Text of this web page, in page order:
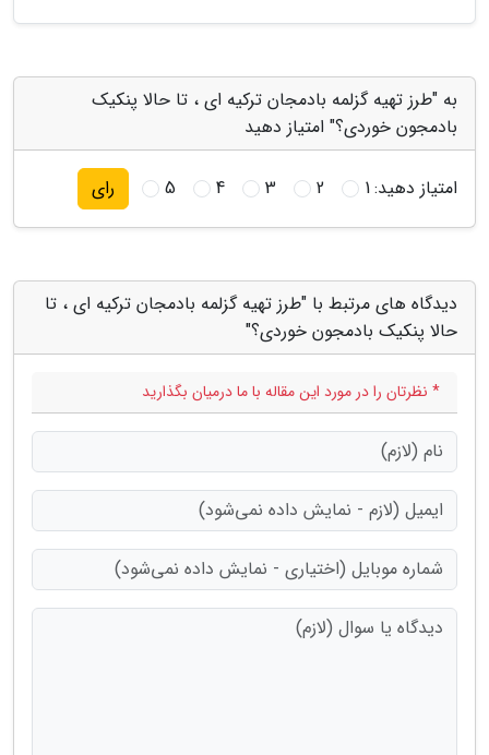
به "طرز تهیه گزلمه بادمجان ترکیه ای ، تا حالا پنکیک
بادمجون خوردی؟" امتیاز دهید
امتیاز دهید:1
2
3
4
5 رای
دیدگاه های مرتبط با "طرز تهیه گزلمه بادمجان ترکیه ای ، تا
حالا پنکیک بادمجون خوردی؟"
* نظرتان را در مورد این مقاله با ما درمیان بگذارید